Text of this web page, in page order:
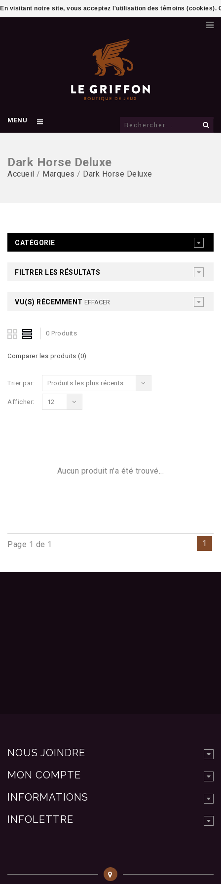
MENU
Dark Horse Deluxe
Accueil / Marques / Dark Horse Deluxe
CATÉGORIE
FILTRER LES RÉSULTATS
VU(S) RÉCEMMENT EFFACER
0 Produits
Comparer les produits (0)
Trier par: Produits les plus récents
Afficher: 12
Aucun produit n'a été trouvé...
Page 1 de 1 1
NOUS JOINDRE
MON COMPTE
INFORMATIONS
INFOLETTRE
En visitant notre site, vous acceptez l'utilisation des témoins